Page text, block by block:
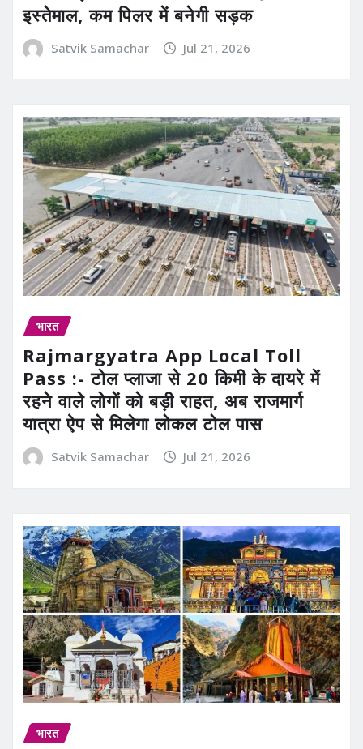
इस्तेमाल, कम पिलर में बनेगी सड़क
Satvik Samachar Jul 21, 2026
भारत
Rajmargyatra App Local Toll
Pass :- टोल प्लाजा से 20 किमी के दायरे में
रहने वाले लोगों को बड़ी राहत, अब राजमार्ग
यात्रा ऐप से मिलेगा लोकल टोल पास
Satvik Samachar Jul 21, 2026
भारत